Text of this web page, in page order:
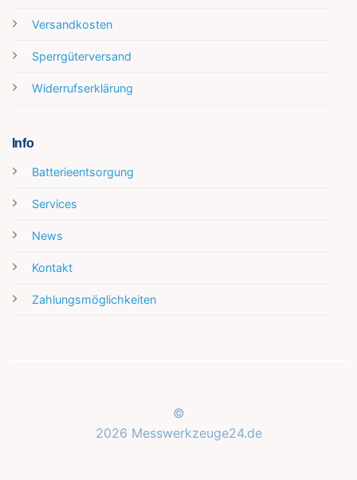
Versandkosten
Sperrgüterversand
Widerrufserklärung
Info
Batterieentsorgung
Services
News
Kontakt
Zahlungsmöglichkeiten
©
2026 Messwerkzeuge24.de